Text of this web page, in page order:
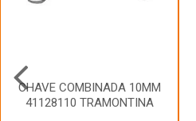
CHAVE COMBINADA 10MM
41128110 TRAMONTINA